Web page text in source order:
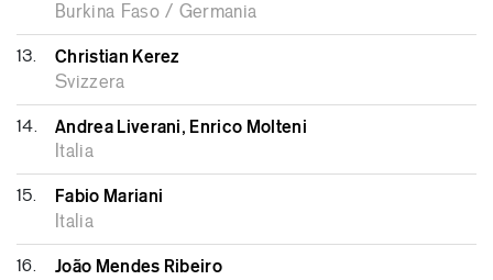
Burkina Faso / Germania
13. Christian Kerez
Svizzera
14. Andrea Liverani, Enrico Molteni
Italia
15. Fabio Mariani
Italia
16. João Mendes Ribeiro